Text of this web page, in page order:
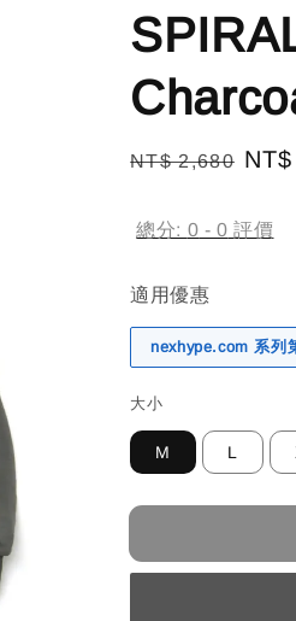
Regular
NT$ 2,680 Sale
總分: 0 -0 評價
適用優惠
nexhype.com 系列
大小
M L